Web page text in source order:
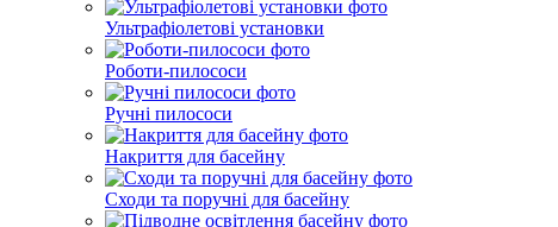
Ультрафіолетові установки
Роботи-пилососи
Ручні пилососи
Накриття для басейну
Сходи та поручні для басейну